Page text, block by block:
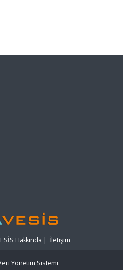
Hakkında | İletişim
Yönetim Sistemi